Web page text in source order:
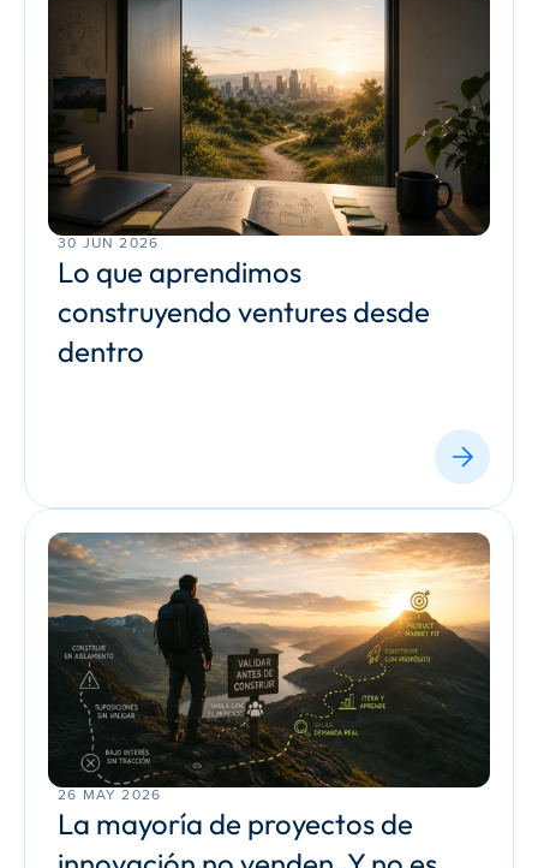
30 JUN 2026
Lo que aprendimos
construyendo ventures desde
dentro
26 MAY 2026
La mayoría de proyectos de